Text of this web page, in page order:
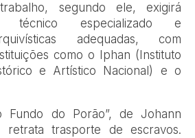
segundo ele, exigirá
técnico especializado e
adequadas, com
como o Iphan (Instituto
e Artístico Nacional) e o
Fundo do Porão”, de Johann
retrata trasporte de escravos.